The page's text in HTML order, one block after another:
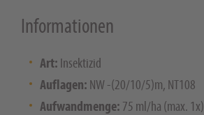
Informationen
Art: Insektizid
Auflagen: NW -(20/10/5)m, NT108
Aufwandmenge: 75 ml/ha (max. 1x)